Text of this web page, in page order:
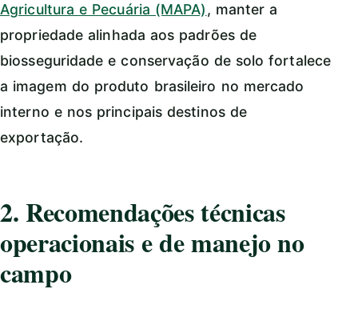
Agricultura e Pecuária (MAPA), manter a
propriedade alinhada aos padrões de
biosseguridade e conservação de solo fortalece
a imagem do produto brasileiro no mercado
interno e nos principais destinos de
exportação.
2. Recomendações técnicas
operacionais e de manejo no
campo